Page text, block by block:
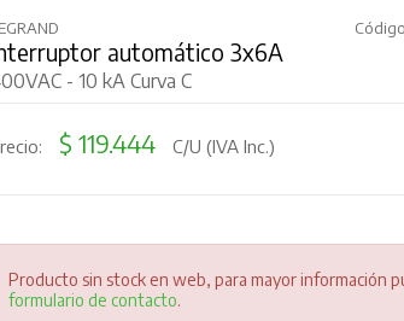
automático 3x6A
- 10 kA Curva C
$ 119.444 C/U (IVA Inc.)
Producto sin stock en web, para mayor información
formulario de contacto.